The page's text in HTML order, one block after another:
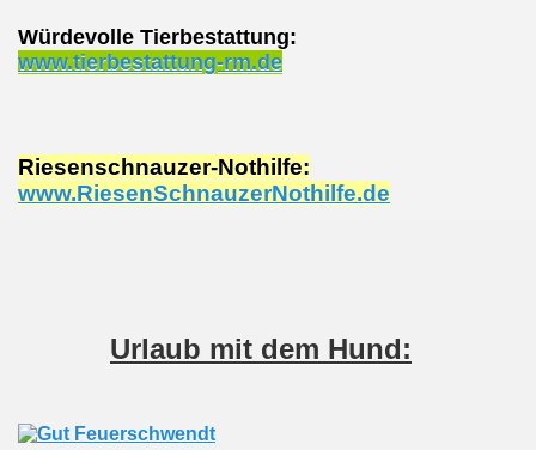
Würdevolle Tierbestattung:
www.tierbestattung-rm.de
Riesenschnauzer-Nothilfe:
www.RiesenSchnauzerNothilfe.de
Urlaub mit dem Hund: